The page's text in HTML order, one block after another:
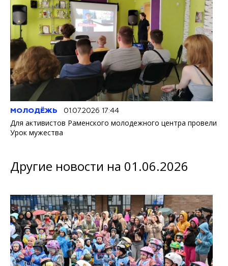
МОЛОДЁЖЬ 01.07.2026 17:44
Для активистов Раменского молодежного центра провели
Урок мужества
Другие новости на 01.06.2026